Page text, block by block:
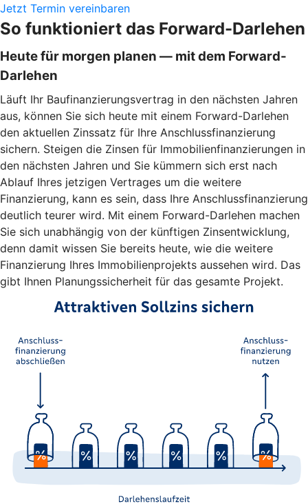
Jetzt Termin vereinbaren
So funktioniert das Forward-Darlehen
Heute für morgen planen — mit dem Forward-
Darlehen
Läuft Ihr Baufinanzierungsvertrag in den nächsten Jahren
aus, können Sie sich heute mit einem Forward-Darlehen
den aktuellen Zinssatz für Ihre Anschlussfinanzierung
sichern. Steigen die Zinsen für Immobilienfinanzierungen in
den nächsten Jahren und Sie kümmern sich erst nach
Ablauf Ihres jetzigen Vertrages um die weitere
Finanzierung, kann es sein, dass Ihre Anschlussfinanzierung
deutlich teurer wird. Mit einem Forward-Darlehen machen
Sie sich unabhängig von der künftigen Zinsentwicklung,
denn damit wissen Sie bereits heute, wie die weitere
Finanzierung Ihres Immobilienprojekts aussehen wird. Das
gibt Ihnen Planungssicherheit für das gesamte Projekt.